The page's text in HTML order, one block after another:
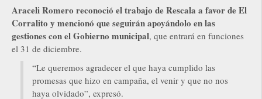
Araceli Romero reconoció el trabajo de Rescala a favor de El
Corralito y mencionó que seguirán apoyándolo en las
gestiones con el Gobierno municipal, que entrará en funciones
el 31 de diciembre.
“Le queremos agradecer el que haya cumplido las
promesas que hizo en campaña, el venir y que no nos
haya olvidado”, expresó.